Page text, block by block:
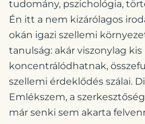
tudomány, pszichológia,
Én itt a nem kizárólagos
okán igazi szellemi
tanulság: akár viszonylag
koncentrálódhatnak,
szellemi érdeklődés szálai.
Emlékszem, a
már senki sem akarta